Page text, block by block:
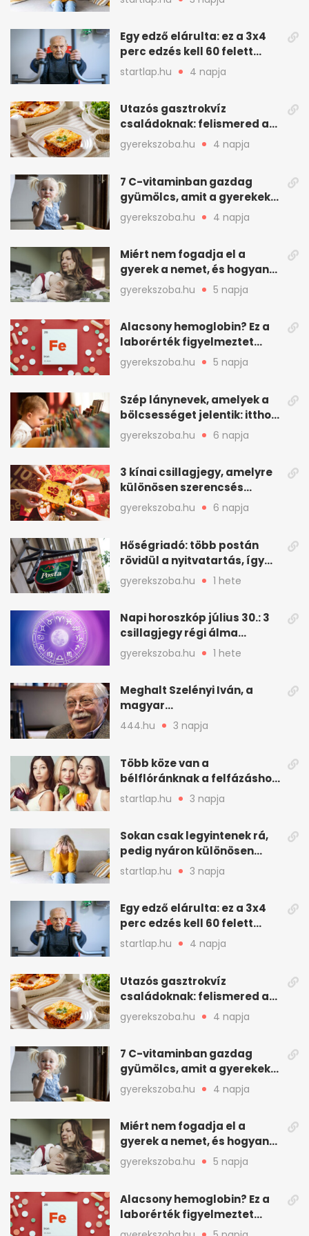
kellemetlen betegség
Egy edző elárulta: ez a 3x4
perc edzés kell 60 felett
mindenkinek
startlap.hu 4 napja
Utazós gasztrokvíz
családoknak: felismered az
asadót és társait?
gyerekszoba.hu 4 napja
7 C-vitaminban gazdag
gyümölcs, amit a gyerekek
is szívesen megesznek
gyerekszoba.hu 4 napja
Miért nem fogadja el a
gyerek a nemet, és hogyan
mondd ki jól?
gyerekszoba.hu 5 napja
Alacsony hemoglobin? Ez a
laborérték figyelmeztet
vashiányra
gyerekszoba.hu 5 napja
Szép lánynevek, amelyek a
bölcsességet jelentik: itthon
is adhatók
gyerekszoba.hu 6 napja
3 kínai csillagjegy, amelyre
különösen szerencsés
augusztus vár
gyerekszoba.hu 6 napja
Hőségriadó: több postán
rövidül a nyitvatartás, így
intézkedik a Magyar Posta
gyerekszoba.hu 1 hete
Napi horoszkóp július 30.: 3
csillagjegy régi álma
teljesülhet
gyerekszoba.hu 1 hete
Meghalt Szelényi Iván, a
magyar
társadalomtudomány
meghatározó alakja
444.hu 3 napja
Több köze van a
bélflóránknak a felfázáshoz,
mint hinnénk – Így védhetjük
nyáron a húgyutakat (x)
startlap.hu 3 napja
Sokan csak legyintenek rá,
pedig nyáron különösen
gyakran jelentkezik ez a
kellemetlen betegség
startlap.hu 3 napja
Egy edző elárulta: ez a 3x4
perc edzés kell 60 felett
mindenkinek
startlap.hu 4 napja
Utazós gasztrokvíz
családoknak: felismered az
asadót és társait?
gyerekszoba.hu 4 napja
7 C-vitaminban gazdag
gyümölcs, amit a gyerekek
is szívesen megesznek
gyerekszoba.hu 4 napja
Miért nem fogadja el a
gyerek a nemet, és hogyan
mondd ki jól?
gyerekszoba.hu 5 napja
Alacsony hemoglobin? Ez a
laborérték figyelmeztet
vashiányra